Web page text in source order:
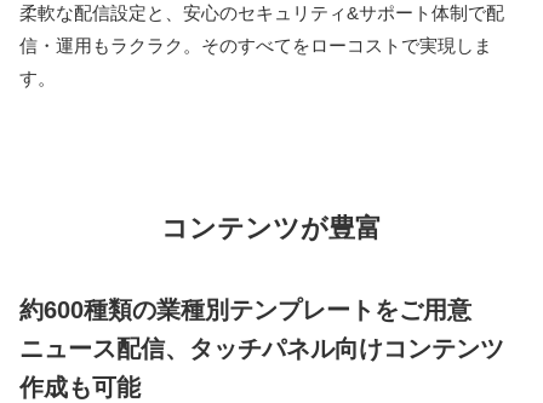
柔軟な配信設定と、安心のセキュリティ&サポート体制で配
信・運用もラクラク。そのすべてをローコストで実現しま
す。
コンテンツが豊富
約600種類の業種別テンプレートをご用意
ニュース配信、タッチパネル向けコンテンツ
作成も可能